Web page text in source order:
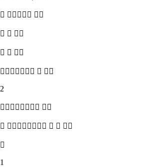
  
  
  
  
2
 
    

1